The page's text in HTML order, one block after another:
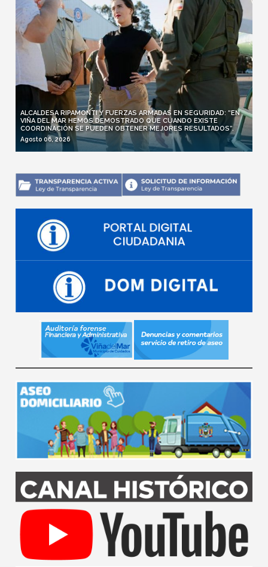
ALCALDESA RIPAMONTI Y FUERZAS ARMADAS EN SEGURIDAD: “EN
VIÑA DEL MAR HEMOS DEMOSTRADO QUE CUANDO EXISTE
COORDINACIÓN SE PUEDEN OBTENER MEJORES RESULTADOS”.
Agosto 06, 2026